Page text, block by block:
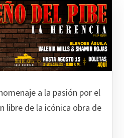
a la pasión por el
libre de la icónica obra de